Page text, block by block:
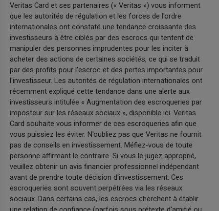
Veritas Card et ses partenaires (« Veritas ») vous informent
que les autorités de régulation et les forces de l'ordre
internationales ont constaté une tendance croissante des
investisseurs à être ciblés par des escrocs qui tentent de
manipuler des personnes imprudentes pour les inciter à
acheter des actions de certaines sociétés, ce qui se traduit
par des profits pour l'escroc et des pertes importantes pour
l'investisseur. Les autorités de régulation internationales ont
récemment expliqué cette tendance dans une alerte aux
investisseurs intitulée « Augmentation des escroqueries par
imposteur sur les réseaux sociaux », disponible ici. Veritas
Card souhaite vous informer de ces escroqueries afin que
vous puissiez les éviter. N'oubliez pas que Veritas ne fournit
pas de conseils en investissement. Méfiez-vous de toute
personne affirmant le contraire. Si vous le jugez approprié,
veuillez obtenir un avis financier professionnel indépendant
avant de prendre toute décision d'investissement. Ces
escroqueries sont souvent perpétrées via les réseaux
sociaux. Dans certains cas, les escrocs cherchent à établir